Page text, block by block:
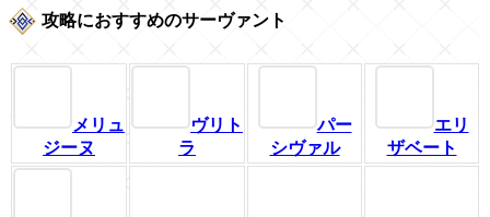
攻略におすすめのサーヴァント
メリュ
ジーヌ
ヴリト
ラ
パー
シヴァル
エリ
ザベート